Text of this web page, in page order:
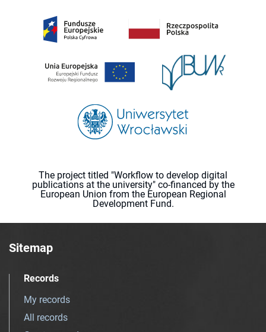
The project titled "Workflow to develop digital
publications at the university" co-financed by the
European Union from the European Regional
Development Fund.
Sitemap
Records
My records
All records